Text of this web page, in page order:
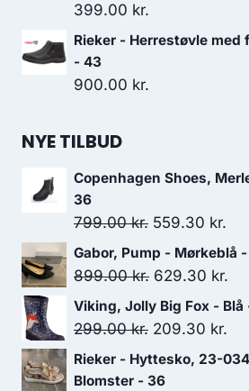
399.00 kr.
Rieker - Herrestøvle
- 43
900.00 kr.
NYE TILBUD
Copenhagen Shoes,
36
799.00kr. Den
oprindelige
pris
799.00 kr..
559.30 kr.
er:
Gabor, Pump - Mørkeblå
899.00kr. Den
oprindelige
pris
899.00 kr..
629.30 kr.
Viking, Jolly Big Fox - Blå
299.00kr. Den
oprindelige
pris
209.30 kr.
Rieker - Hyttesko, 23-
Blomster - 36